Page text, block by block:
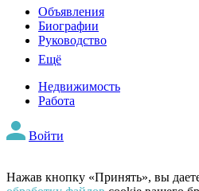
Объявления
Биографии
Руководство
Ещё
Недвижимость
Работа
Войти
Нажав кнопку «Принять», вы